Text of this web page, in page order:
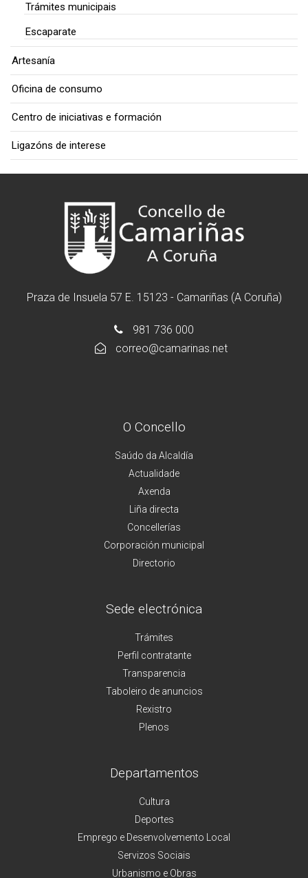
Trámites municipais
Escaparate
Artesanía
Oficina de consumo
Centro de iniciativas e formación
Ligazóns de interese
Praza de Insuela 57 E. 15123 - Camariñas (A Coruña)
981 736 000
correo@camarinas.net
O Concello
Saúdo da Alcaldía
Actualidade
Axenda
Liña directa
Concellerías
Corporación municipal
Directorio
Sede electrónica
Trámites
Perfil contratante
Transparencia
Taboleiro de anuncios
Rexistro
Plenos
Departamentos
Cultura
Deportes
Emprego e Desenvolvemento Local
Servizos Sociais
Urbanismo e Obras